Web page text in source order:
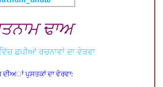
ਢਾਅ
ਵਿੱਚ ਛਪੀਆਂ ਰਚਨਾਵਾਂ ਦਾ ਵੇਰਵਾ
ਦੀਅਾਂ ਪੁਸਤਕਾਂ ਦਾ ਵੇਰਵਾ: